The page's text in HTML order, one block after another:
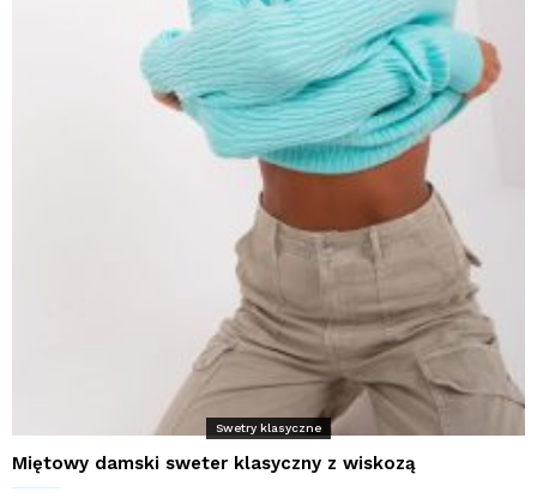
Swetry klasyczne
Miętowy damski sweter klasyczny z wiskozą